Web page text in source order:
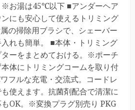
※お湯は45℃以下 ■アンダーヘア
にも安心して使えるトリミング
の掃除用ブラシで、シェーバー
れも簡単。 ■本体・トリミング
ーをまとめておける。※ポーチ
体にトリミングコームを取り付
フルな充電・交流式。コードレ
使えます。抗菌剤配合で清潔に
OK。※変換プラグ別売り PKG